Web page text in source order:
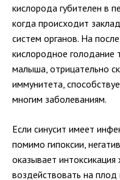
кислорода губителен в
когда происходит
систем органов. На
кислородное голодание
малыша, отрицательно
иммунитета,
многим заболеваниям.
Если синусит имеет
помимо гипоксии,
оказывает
воздействовать на